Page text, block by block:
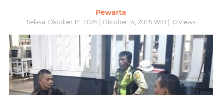
Pewarta
Selasa, Oktober 14, 2025 | Oktober 14, 2025 WIB | 0Views